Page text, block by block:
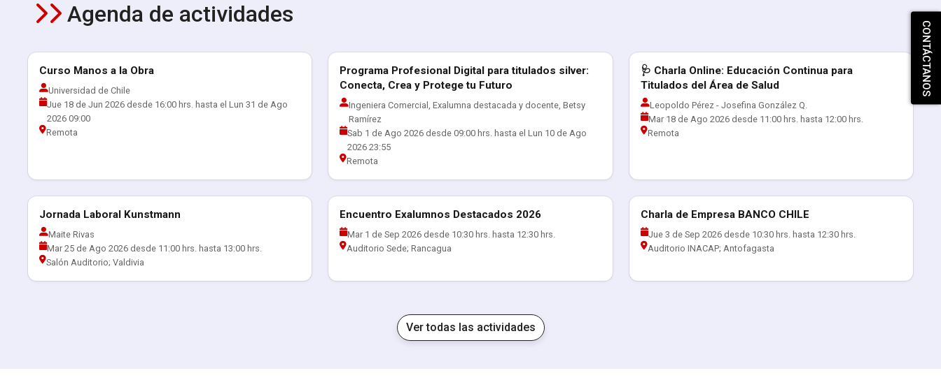
Agenda de actividades
Actualización Profesional
Curso Manos a la Obra
Universidad de Chile
Jue 18 de Jun 2026 desde 16:00 hrs. hasta el Lun 31 de Ago
2026 09:00
Remota
Actualización Profesional
Programa Profesional Digital para titulados silver:
Conecta, Crea y Protege tu Futuro
Ingeniera Comercial, Exalumna destacada y docente, Betsy
Ramírez
Sab 1 de Ago 2026 desde 09:00 hrs. hasta el Lun 10 de Ago
2026 23:55
Remota
Actividades RED Exalumnos
🩺 Charla Online: Educación Continua para
Titulados del Área de Salud
Leopoldo Pérez - Josefina González Q.
Mar 18 de Ago 2026 desde 11:00 hrs. hasta 12:00 hrs.
Remota
Actividades con Empresas
Jornada Laboral Kunstmann
Maite Rivas
Mar 25 de Ago 2026 desde 11:00 hrs. hasta 13:00 hrs.
Salón Auditorio; Valdivia
Actividades RED Exalumnos
Encuentro Exalumnos Destacados 2026
Mar 1 de Sep 2026 desde 10:30 hrs. hasta 12:30 hrs.
Auditorio Sede; Rancagua
Actualización Profesional
Charla de Empresa BANCO CHILE
Jue 3 de Sep 2026 desde 10:30 hrs. hasta 12:30 hrs.
Auditorio INACAP; Antofagasta
Ver todas las actividades
CONTÁCTANOS